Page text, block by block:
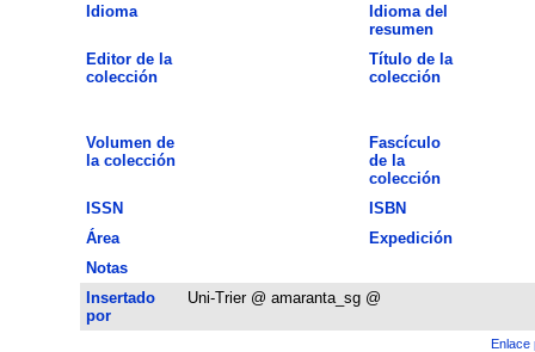
Idioma
Idioma del
resumen
Editor de la
colección
Título de la
colección
Volumen de
la colección
Fascículo
de la
colección
ISSN
ISBN
Área
Expedición
Notas
Insertado
por
Uni-Trier @ amaranta_sg @
Enlace